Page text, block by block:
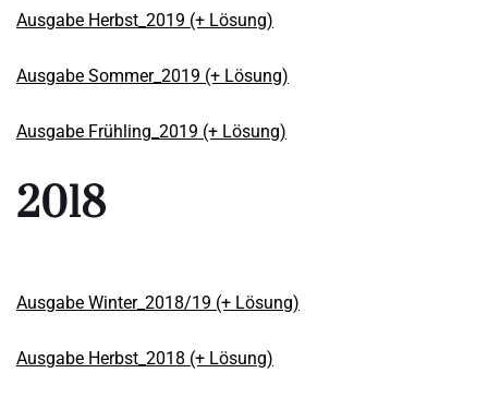
Ausgabe Herbst_2019 (+ Lösung)
Ausgabe Sommer_2019 (+ Lösung)
Ausgabe Frühling_2019 (+ Lösung)
2018
Ausgabe Winter_2018/19 (+ Lösung)
Ausgabe Herbst_2018 (+ Lösung)